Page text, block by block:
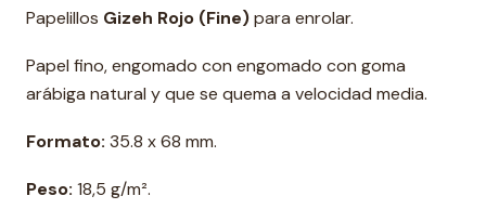
Papelillos Gizeh Rojo (Fine)para enrolar.
Papel fino, engomado con engomado con goma
arábiga natural y que se quema a velocidad media.
Formato: 35.8 x 68 mm.
Peso: 18,5 g/m².